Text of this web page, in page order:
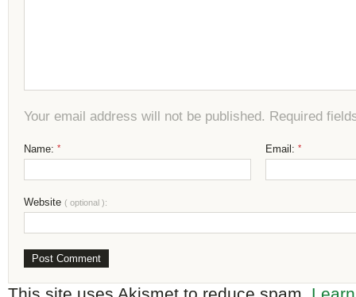
Your email address will not be published. Required
Name: * Email: *
Website ( optional ):